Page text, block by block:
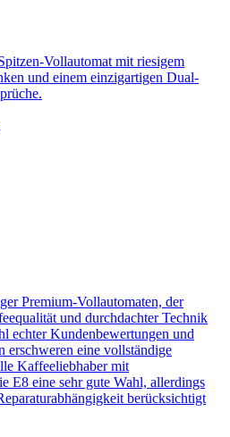
Vollautomat mit riesigem
und einem einzigartigen Dual-
Premium-Vollautomaten, der
und durchdachter Technik
echter Kundenbewertungen und
erschweren eine vollständige
Kaffeeliebhaber mit
E8 eine sehr gute Wahl, allerdings
berücksichtigt